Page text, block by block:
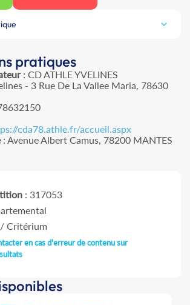
pratiques
: CD ATHLE YVELINES
- 3 Rue De La Vallee Maria, 78630
cda78.athle.fr/accueil.aspx
: Avenue Albert Camus, 78200 MANTES
: 317053
Critérium
en cas d'erreur de contenu sur